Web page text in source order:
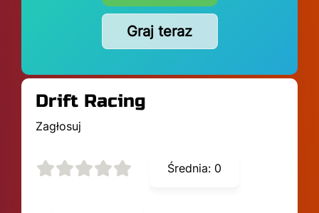
Graj teraz
Drift Racing
Zagłosuj
Średnia: 0